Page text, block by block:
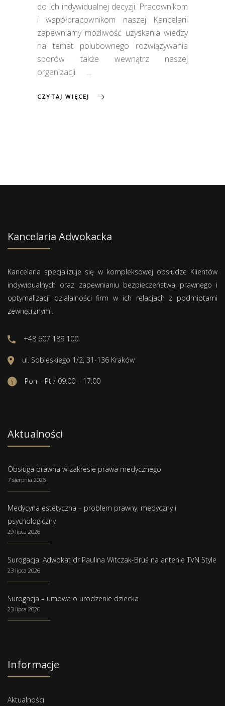
do ich indywidualnej decyzji. Pracownikom
i współpracownikom naszej Kancelarii
zapewniamy możliwość uzyskania wiedzy
na temat polubownego rozwiązywania
sporów także wewnątrz naszej
organizacji.
CZYTAJ WIĘCEJ
Kancelaria Adwokacka
Kancelaria specjalizuje się w kompleksowej obsłudze Klientów
indywidualnych oraz zapewnianiu bezpieczeństwa prawnego i
optymalizacji działalności firm w ich relacjach z podmiotami
zewnętrznymi.
+48 607 189 100
ul. Sobieskiego 1/2, 31-136 Kraków
Pon – Pt / 09:00 – 17:00
Aktualności
Obsługa prawna w zakresie prawa medycznego
7 sierpnia 2026
Medycyna estetyczna – problem prawny, medyczny i
psychologiczny
29 lipca 2026
Surogacja. Adwokat dr Paulina Witczak-Bruś na antenie TVN Style
23 lipca 2026
Surogacja – umowa o urodzenie dziecka
23 lipca 2026
Informacje
Aktualności